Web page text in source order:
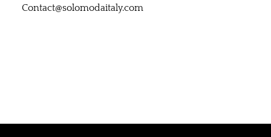
Contact@solomodaitaly.com